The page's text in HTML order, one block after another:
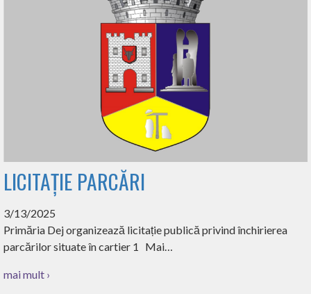
LICITAȚIE PARCĂRI
3/13/2025
Primăria Dej organizează licitație publică privind închirierea
parcărilor situate în cartier 1 Mai…
mai mult ›